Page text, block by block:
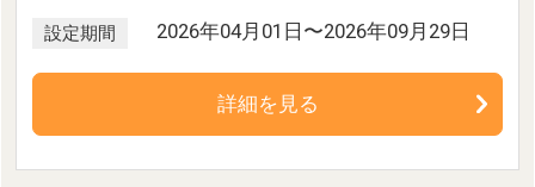
設定期間 2026年04月01日〜2026年09月29日
詳細を見る